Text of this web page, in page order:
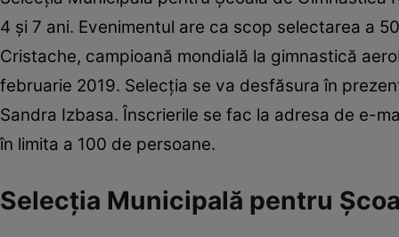
4 şi 7 ani. Evenimentul are ca scop selectarea a
Cristache, campioană mondială la gimnastică
februarie 2019. Selecţia se va desfăsura în
Sandra Izbasa. Înscrierile se fac la adresa de e-
în limita a 100 de persoane.
Selecţia Municipală pentru